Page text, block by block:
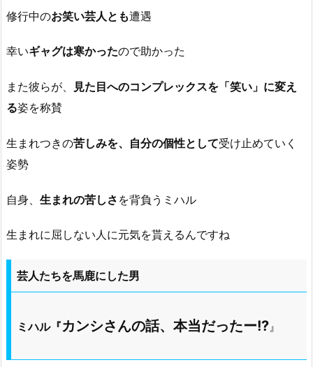
修行中のお笑い芸人とも遭遇
幸いギャグは寒かったので助かった
また彼らが、
見た目へのコンプレックスを「笑い」に変え
る姿を称賛
生まれつきの苦しみを、自分の個性として受け止めていく
姿勢
自身、 生まれの苦しさ を背負うミハル
生まれに屈しない人に元気を貰えるんですね
芸人たちを馬鹿にした男
ミハル『カンシさんの話、本当だったー!?』